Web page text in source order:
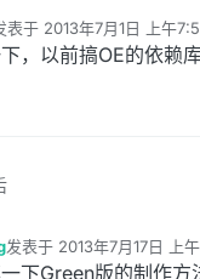
表于 2013年7月1日 上午
后由 编辑
，以前搞OE的依赖
发表于 2013年7月17日 上
最后由 编辑
下Green版的制作方